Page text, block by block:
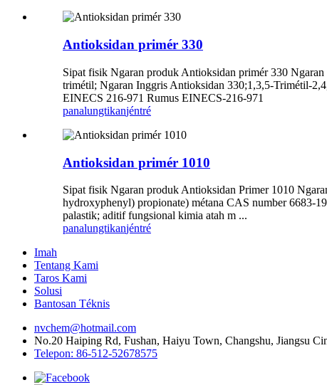
Antioksidan primér 330
Sipat fisik Ngaran produk Antioksidan primér 330
trimétil; Ngaran Inggris Antioksidan 330;1,3,5-Trimétil-
EINECS 216-971 Rumus EINECS-216-971
panalungtikanjéntré
Antioksidan primér 1010
Sipat fisik Ngaran produk Antioksidan Primer 1010
hydroxyphenyl) propionate) métana CAS number 6683-
palastik; aditif fungsional kimia atah m ...
panalungtikanjéntré
Imah
Tentang Kami
Taros Kami
Solusi
Bantosan Téknis
nvchem@hotmail.com
No.20 Haiping Rd, Fushan, Haiyu Town, Changshu, Jiangsu
Telepon: 86-512-52678575